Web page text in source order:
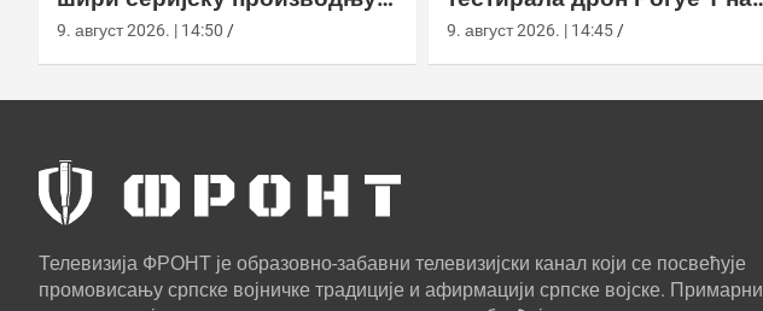
тактичких дронова и улази
9. август 2026. | 14:50
великој вежби у
9. август 2026. | 14:45
Телевизија ФРОНТ је образовно-забавни телевизијски канал који се посвећује
промовисању српске војничке традиције и афирмацији српске војске. Примарни